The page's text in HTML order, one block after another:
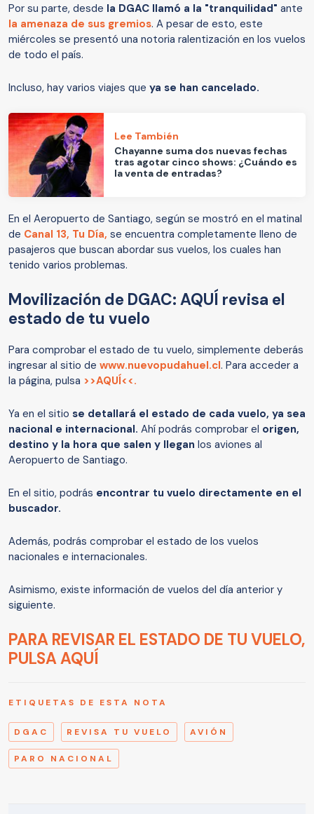
Por su parte, desde la DGAC llamó a la "tranquilidad" ante
la amenaza de sus gremios. A pesar de esto, este
miércoles se presentó una notoria ralentización en los vuelos
de todo el país.
Incluso, hay varios viajes que ya se han cancelado.
Lee También
Chayanne suma dos nuevas fechas
tras agotar cinco shows: ¿Cuándo es
la venta de entradas?
En el Aeropuerto de Santiago, según se mostró en el matinal
de Canal 13, Tu Día, se encuentra completamente lleno de
pasajeros que buscan abordar sus vuelos, los cuales han
tenido varios problemas.
Movilización de DGAC: AQUÍ revisa el
estado de tu vuelo
Para comprobar el estado de tu vuelo, simplemente deberás
ingresar al sitio de www.nuevopudahuel.cl. Para acceder a
la página, pulsa >>AQUÍ<<.
Ya en el sitio se detallará el estado de cada vuelo, ya sea
nacional e internacional. Ahí podrás comprobar el origen,
destino y la hora que salen y llegan los aviones al
Aeropuerto de Santiago.
En el sitio, podrás encontrar tu vuelo directamente en el
buscador.
Además, podrás comprobar el estado de los vuelos
nacionales e internacionales.
Asimismo, existe información de vuelos del día anterior y
siguiente.
PARA REVISAR EL ESTADO DE TU VUELO,
PULSA AQUÍ
ETIQUETAS DE ESTA NOTA
DGAC REVISA TU VUELO AVIÓN
PARO NACIONAL